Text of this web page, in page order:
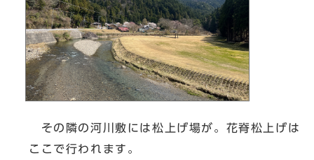
その隣の河川敷には松上げ場が。花脊松上げは
ここで行われます。